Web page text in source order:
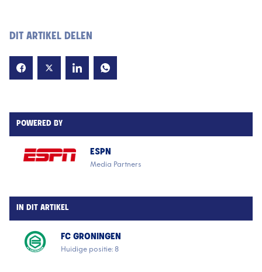
DIT ARTIKEL DELEN
POWERED BY
ESPN
Media Partners
IN DIT ARTIKEL
FC GRONINGEN
Huidige positie: 8